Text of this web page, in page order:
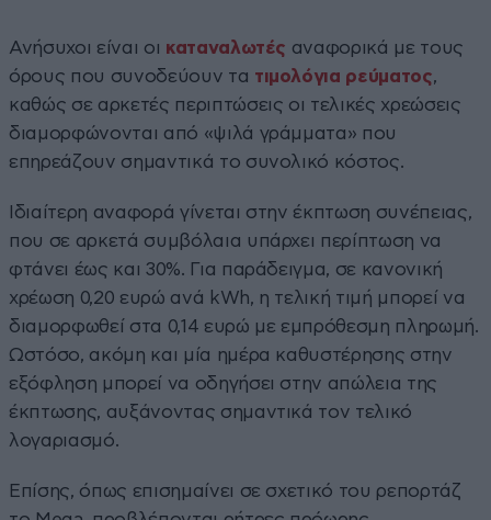
Ανήσυχοι είναι οι καταναλωτές αναφορικά με τους
όρους που συνοδεύουν τα τιμολόγια ρεύματος,
καθώς σε αρκετές περιπτώσεις οι τελικές χρεώσεις
διαμορφώνονται από «ψιλά γράμματα» που
επηρεάζουν σημαντικά το συνολικό κόστος.
Ιδιαίτερη αναφορά γίνεται στην έκπτωση συνέπειας,
που σε αρκετά συμβόλαια υπάρχει περίπτωση να
φτάνει έως και 30%. Για παράδειγμα, σε κανονική
χρέωση 0,20 ευρώ ανά kWh, η τελική τιμή μπορεί να
διαμορφωθεί στα 0,14 ευρώ με εμπρόθεσμη πληρωμή.
Ωστόσο, ακόμη και μία ημέρα καθυστέρησης στην
εξόφληση μπορεί να οδηγήσει στην απώλεια της
έκπτωσης, αυξάνοντας σημαντικά τον τελικό
λογαριασμό.
Επίσης, όπως επισημαίνει σε σχετικό του ρεπορτάζ